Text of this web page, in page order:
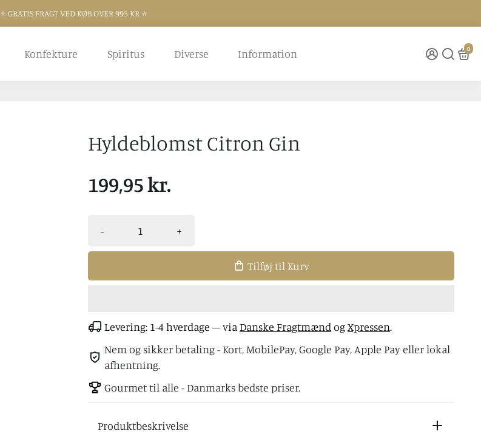
⭐️ GRATIS FRAGT VED KØB OVER 995 KR ⭐️
Konfekture Spiritus Diverse Information 0
Hyldeblomst Citron Gin
199,95 kr.
- +
Tilføj til Kurv
Levering: 1-4 hverdage – via Danske Fragtmænd ogXpressen.
Nem og sikker betaling - Kort, MobilePay, Google Pay, Apple Pay eller lokal
afhentning.
Gourmet til alle - Danmarks bedste priser.
Produktbeskrivelse